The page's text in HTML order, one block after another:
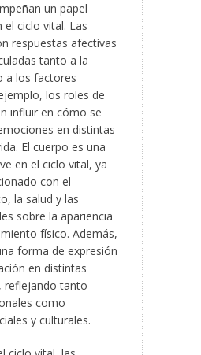
un papel
ciclo vital. Las
respuestas afectivas
tanto a la
a los factores
los roles de
influir en cómo se
en distintas
El cuerpo es una
en el ciclo vital, ya
con el
la salud y las
sobre la apariencia
físico. Además,
forma de expresión
en distintas
reflejando tanto
como
y culturales.